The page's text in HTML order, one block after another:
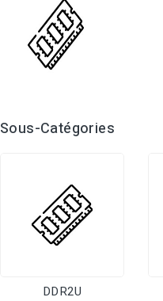
Sous-Catégories
DDR2U